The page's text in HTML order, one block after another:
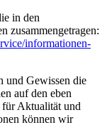
in den
zusammengetragen:
­informationen-
und Gewissen die
auf den eben
für Aktualität und
können wir